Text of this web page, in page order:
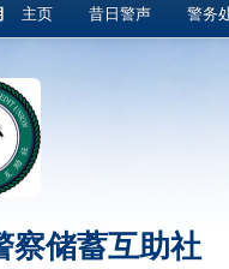
主页 昔日警声 警务
察储蓄互助社